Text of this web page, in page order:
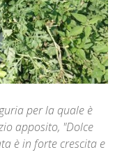
per la quale è
apposito, "Dolce
è in forte crescita e